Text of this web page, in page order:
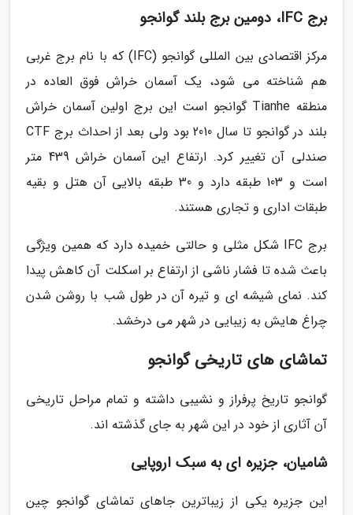
برج IFC، دومین برج بلند گوانجو
مرکز اقتصادی بین المللی گوانجو (IFC) که با نام برج غربی
هم شناخته می شود، یک آسمان خراش فوق العاده در
منطقه Tianhe گوانجو است این برج اولین آسمان خراش
بلند در گوانجو تا سال 2010 بود ولی بعد از احداث برج CTF
صندلی آن تغییر کرد. ارتفاع این آسمان خراش 439 متر
است و 103 طبقه دارد و 30 طبقه بالایی آن هتل و بقیه
طبقات اداری و تجاری هستند.
برج IFC شکل مثلی و حالتی خمیده دارد که همین ویژگی
باعث شده تا فشار ناشی از ارتفاع بر اسکلت آن کاهش پیدا
کند. نمای شیشه ای و تیره آن در طول شب با روشن شدن
چراغ هایش به زیبایی در شهر می درخشد.
تماشای های تاریخی گوانجو
گوانجو تاریخ پرفراز و نشیبی داشته و تمام مراحل تاریخی
آن آثاری از خود در این شهر به جای گذشته اند.
شامیان، جزیره ای به سبک اروپایی
این جزیره یکی از زیباترین جاهای تماشای گوانجو چین